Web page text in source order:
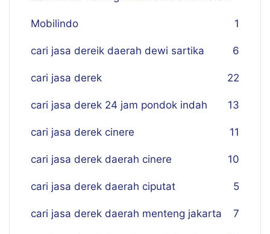
Mobilindo 1
cari jasa dereik daerah dewi sartika 6
cari jasa derek 22
cari jasa derek 24 jam pondok indah 13
cari jasa derek cinere 11
cari jasa derek daerah cinere 10
cari jasa derek daerah ciputat 5
cari jasa derek daerah menteng jakarta 7